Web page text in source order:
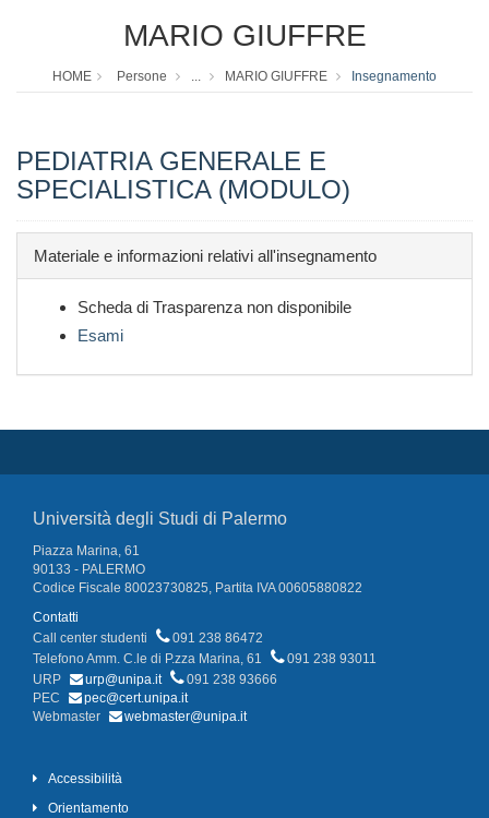
MARIO GIUFFRE
HOME Persone ... MARIO GIUFFRE Insegnamento
PEDIATRIA GENERALE E
SPECIALISTICA (MODULO)
Materiale e informazioni relativi all'insegnamento
Scheda di Trasparenza non disponibile
Esami
Università degli Studi di Palermo
Piazza Marina, 61
90133 - PALERMO
Codice Fiscale 80023730825, Partita IVA 00605880822
Contatti
Call center studenti
091 238 86472
Telefono Amm. C.le di P.zza Marina, 61
091 238 93011
URP
urp@unipa.it
091 238 93666
PEC
pec@cert.unipa.it
Webmaster
webmaster@unipa.it
Accessibilità
Orientamento